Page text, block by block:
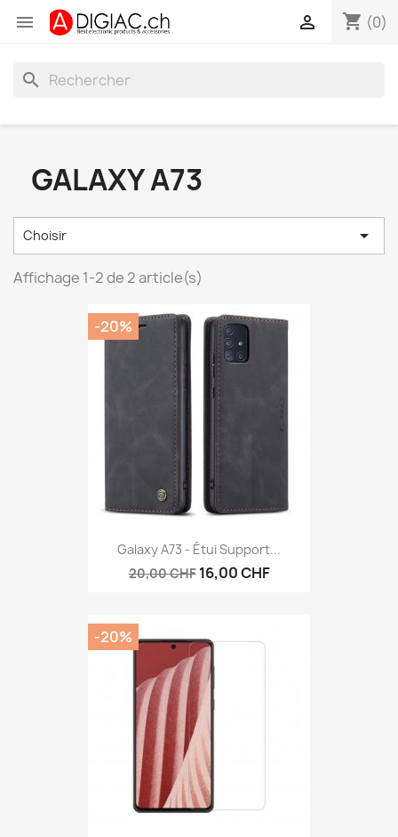
 shopping_cart (0)

search
GALAXY A73
Choisir 
Affichage 1-2 de 2 article(s)
Galaxy A73 - Étui Support...
20,00 CHF 16,00 CHF
-20%
-20%